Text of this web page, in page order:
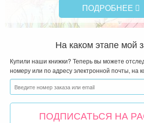
ПОДРОБНЕЕ
На каком этапе мой
Купили наши книжки? Теперь вы можете
номеру или по адресу электронной почты, на
ПОДПИСАТЬСЯ НА